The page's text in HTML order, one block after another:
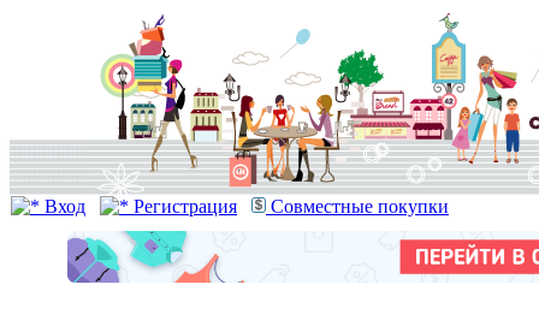
Вход Регистрация Совместные покупки